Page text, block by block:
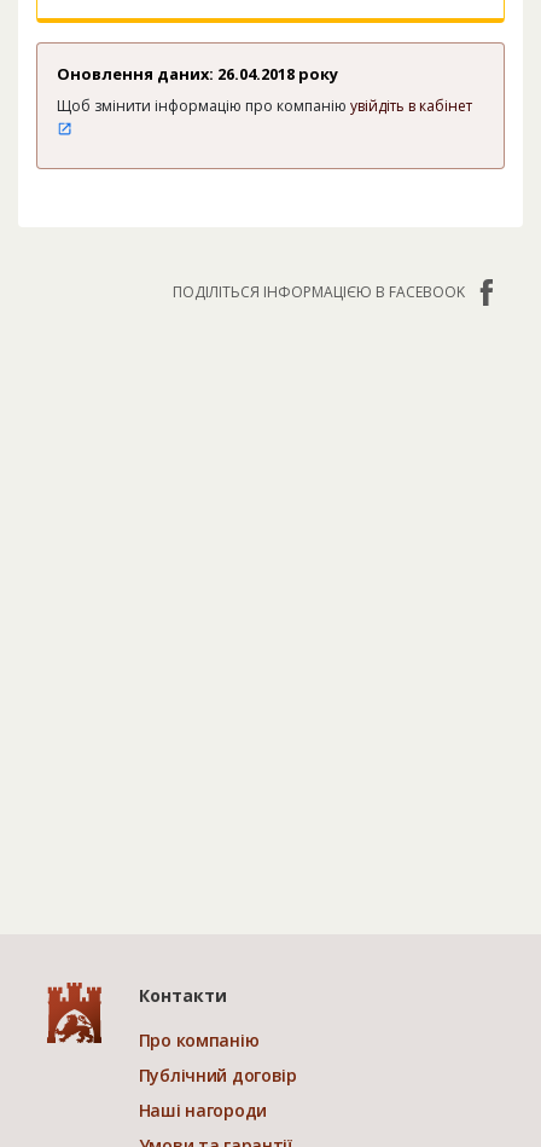
Оновлення даних: 26.04.2018 року
Щоб змінити інформацію про компанію увійдіть в кабінет
ПОДІЛІТЬСЯ ІНФОРМАЦІЄЮ В FACEBOOK
Контакти
Про компанію
Публічний договір
Наші нагороди